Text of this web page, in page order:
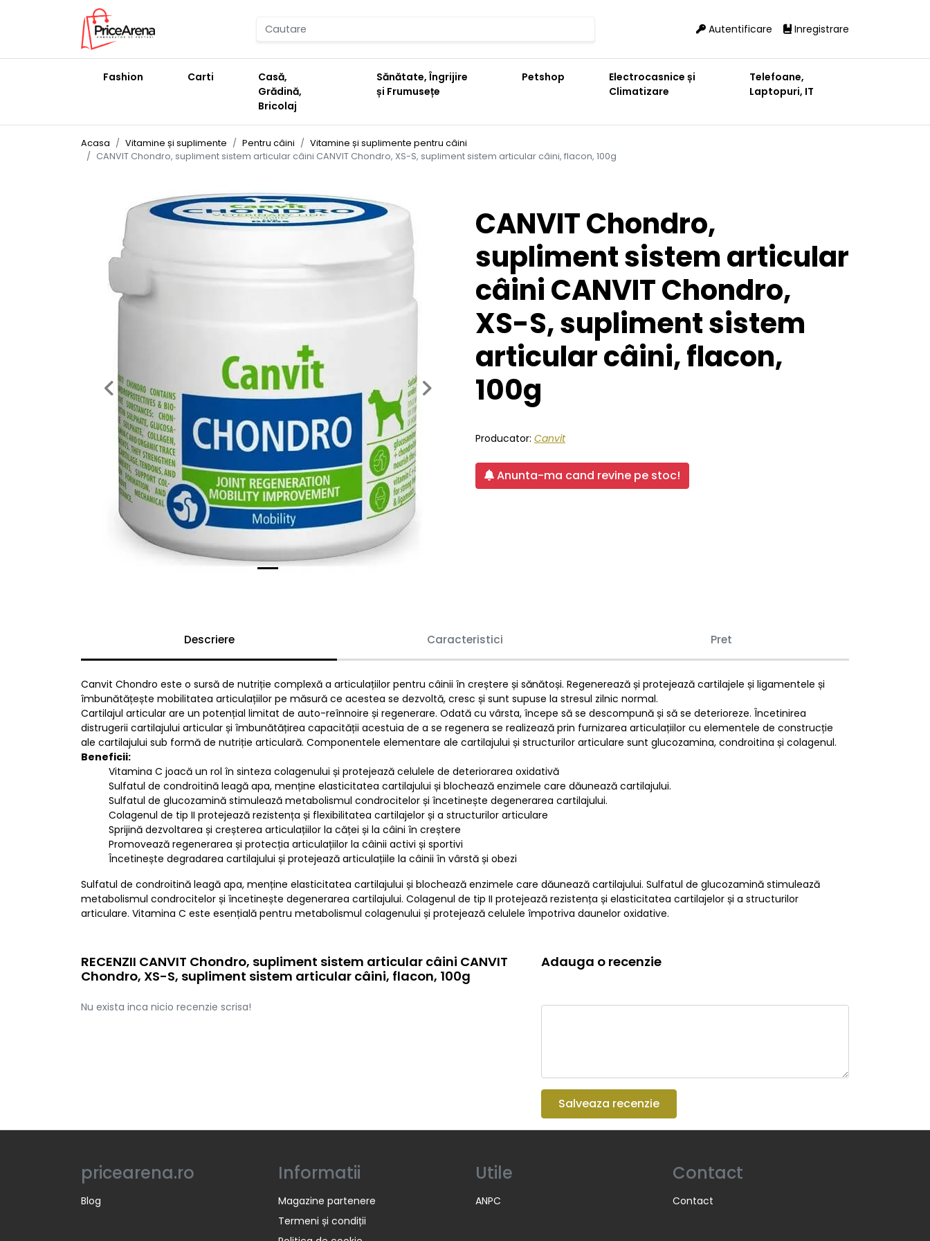
Autentificare Inregistrare
Fashion Carti
Casă,
Grădină,
Bricolaj
Sănătate, Îngrijire
și Frumusețe
Petshop
Electrocasnice și
Climatizare
Telefoane,
Laptopuri, IT
Acasa Vitamine și suplimente Pentru câini
Vitamine și suplimente pentru câini
CANVIT Chondro, supliment sistem articular câini CANVIT Chondro, XS-S, supliment sistem articular câini, flacon, 100g
Previous Next
CANVIT Chondro,
supliment sistem articular
câini CANVIT Chondro,
XS-S, supliment sistem
articular câini, flacon,
100g
Producator: Canvit
Anunta-ma cand revine pe stoc!
Descriere Caracteristici Pret
Canvit Chondro este o sursă de nutriție complexă a articulațiilor pentru câinii în creștere și sănătoși. Regenerează și protejează cartilajele și ligamentele și
îmbunătățește mobilitatea articulațiilor pe măsură ce acestea se dezvoltă, cresc și sunt supuse la stresul zilnic normal.
Cartilajul articular are un potențial limitat de auto-reînnoire și regenerare. Odată cu vârsta, începe să se descompună și să se deterioreze. Încetinirea
distrugerii cartilajului articular și îmbunătățirea capacității acestuia de a se regenera se realizează prin furnizarea articulațiilor cu elementele de construcție
ale cartilajului sub formă de nutriție articulară. Componentele elementare ale cartilajului și structurilor articulare sunt glucozamina, condroitina și colagenul.
Beneficii:
Vitamina C joacă un rol în sinteza colagenului și protejează celulele de deteriorarea oxidativă
Sulfatul de condroitină leagă apa, menține elasticitatea cartilajului și blochează enzimele care dăunează cartilajului.
Sulfatul de glucozamină stimulează metabolismul condrocitelor și încetinește degenerarea cartilajului.
Colagenul de tip II protejează rezistența și flexibilitatea cartilajelor și a structurilor articulare
Sprijină dezvoltarea și creșterea articulațiilor la căței și la câini în creștere
Promovează regenerarea și protecția articulațiilor la câinii activi și sportivi
Încetinește degradarea cartilajului și protejează articulațiile la câinii în vârstă și obezi
Sulfatul de condroitină leagă apa, menține elasticitatea cartilajului și blochează enzimele care dăunează cartilajului. Sulfatul de glucozamină stimulează
metabolismul condrocitelor și încetinește degenerarea cartilajului. Colagenul de tip II protejează rezistența și elasticitatea cartilajelor și a structurilor
articulare. Vitamina C este esențială pentru metabolismul colagenului și protejează celulele împotriva daunelor oxidative.
RECENZII CANVIT Chondro, supliment sistem articular câini CANVIT
Chondro, XS-S, supliment sistem articular câini, flacon, 100g
Nu exista inca nicio recenzie scrisa!
Adauga o recenzie
Salveaza recenzie
pricearena.ro
Blog
Informatii
Magazine partenere
Termeni și condiții
Utile
ANPC
Contact
Contact